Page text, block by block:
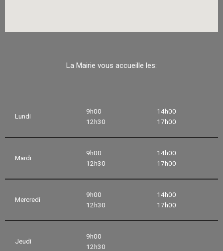
La Mairie vous accueille les:
Lundi
9h00
12h30
14h00
17h00
Mardi
9h00
12h30
14h00
17h00
Mercredi
9h00
12h30
14h00
17h00
Jeudi
9h00
12h30